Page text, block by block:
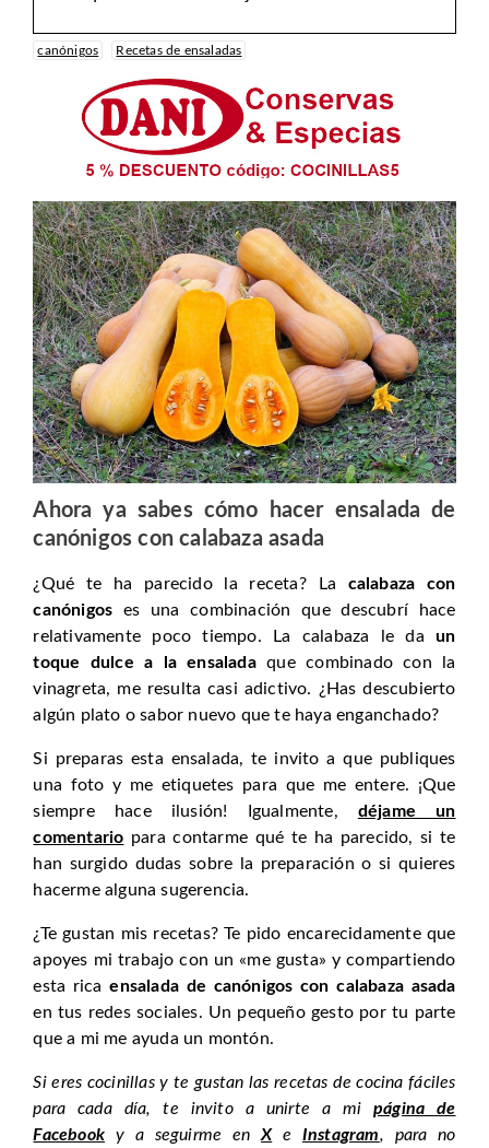
canónigos Recetas de ensaladas
Ahora ya sabes cómo hacer ensalada de
canónigos con calabaza asada
¿Qué te ha parecido la receta? La calabaza con
canónigos es una combinación que descubrí hace
relativamente poco tiempo. La calabaza le daun
toque dulce a la ensaladaque combinado con la
vinagreta, me resulta casi adictivo. ¿Has descubierto
algún plato o sabor nuevo que te haya enganchado?
Si preparas esta ensalada, te invito a que publiques
una foto y me etiquetes para que me entere. ¡Que
siempre hace ilusión! Igualmente, déjame un
comentario para contarme qué te ha parecido, si te
han surgido dudas sobre la preparación o si quieres
hacerme alguna sugerencia.
¿Te gustan mis recetas? Te pido encarecidamente que
apoyes mi trabajo con un «me gusta» y compartiendo
esta ricaensalada de canónigos con calabaza asada
en tus redes sociales. Un pequeño gesto por tu parte
que a mi me ayuda un montón.
Si eres cocinillas y te gustan las recetas de cocina fáciles
para cada día, te invito a unirte a mipágina de
Facebook y a seguirme enXe Instagram, para no